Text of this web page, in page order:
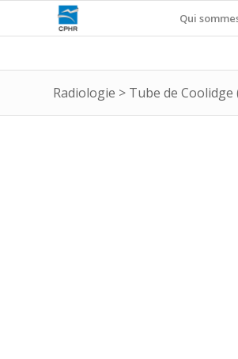
Qui
Radiologie > Tube de